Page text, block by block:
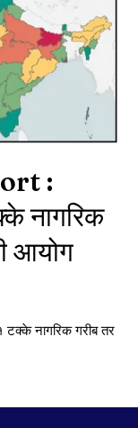
:
नागरिक
आयोग
नागरिक गरीब तर